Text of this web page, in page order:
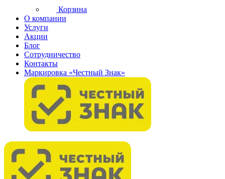
Корзина
О компании
Услуги
Акции
Блог
Сотрудничество
Контакты
Маркировка «Честный Знак»